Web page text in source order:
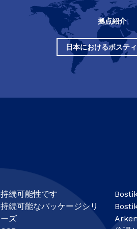
拠点紹介
日本におけるボステ
持続可能性です
持続可能なパッケージシリ
ーズ